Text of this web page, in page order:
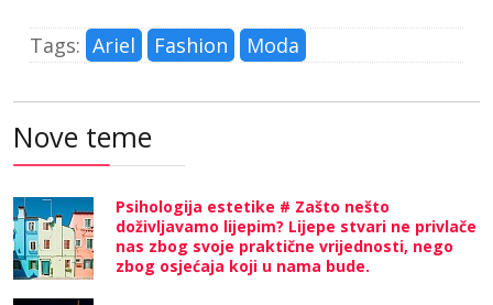
Tags: Ariel Fashion Moda
Nove teme
Psihologija estetike # Zašto nešto
doživljavamo lijepim? Lijepe stvari ne privlače
nas zbog svoje praktične vrijednosti, nego
zbog osjećaja koji u nama bude.